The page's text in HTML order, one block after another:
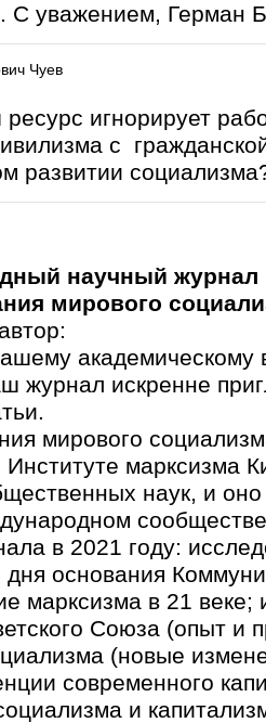
С уважением, Герман
Чуев
игнорирует
с
развитии
научный журнал
мирового
академическому
журнал искренне
мирового
марксизма
наук, и
в 2021 году:
основания
марксизма в 21 веке;
Союза (опыт и
(новые
современного
и